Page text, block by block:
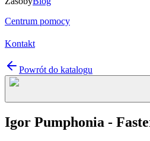
Centrum pomocy
Kontakt
Powrót do katalogu
Igor Pumphonia -